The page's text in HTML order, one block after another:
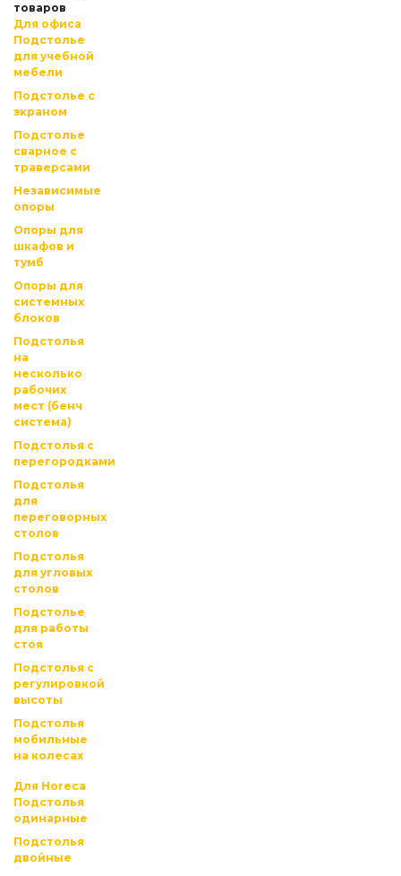
товаров
Для офиса
Подстолье
для учебной
мебели
Подстолье c
экраном
Подстолье
сварное с
траверсами
Независимые
опоры
Опоры для
шкафов и
тумб
Опоры для
системных
блоков
Подстолья
на
несколько
рабочих
мест (бенч
система)
Подстолья с
перегородками
Подстолья
для
переговорных
столов
Подстолья
для угловых
столов
Подстолье
для работы
стоя
Подстолья с
регулировкой
высоты
Подстолья
мобильные
на колесах
Для Horeca
Подстолья
одинарные
Подстолья
двойные